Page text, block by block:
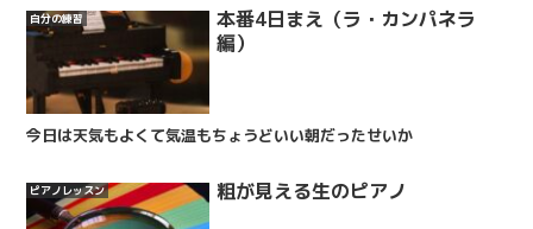
自分の練習
本番4日まえ（ラ・カンパネラ
編）
今日は天気もよくて気温もちょうどいい朝だったせいか
ピアノレッスン 粗が見える生のピアノ